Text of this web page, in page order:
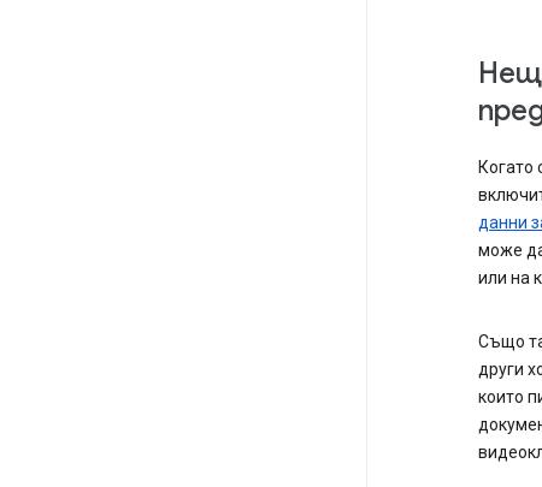
Когато
данни
може
или на
Също
други
които